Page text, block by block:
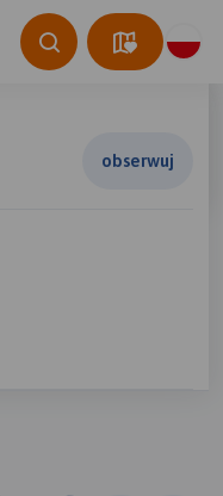
obserwuj